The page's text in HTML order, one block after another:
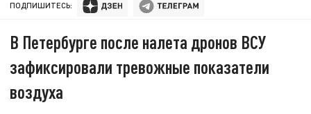
ПОДПИШИТЕСЬ:
В Петербурге после налета дронов ВСУ
зафиксировали тревожные показатели
воздуха